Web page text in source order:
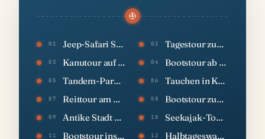
01 Jeep-Safari Saklıkent 02 Tagestour zur Insel Meis
03 Kanutour auf dem Xanthos-Fluss 04 Bootstour ab Kalkan
05 Tandem-Paragliding Fethiye–Ölüdeniz 06 Tauchen in Kalkan und Kaş
07 Reittour am Strand von Patara 08 Bootstour zur versunkenen Stadt Kekova
09 Antike Stadt Patara & Strand 10 Seekajak-Tour über Kekova
11 Bootstour ins Schmetterlingstal 12 Halbtageswanderung auf dem Lykischen Weg